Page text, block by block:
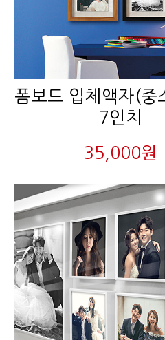
7인치
35,000원